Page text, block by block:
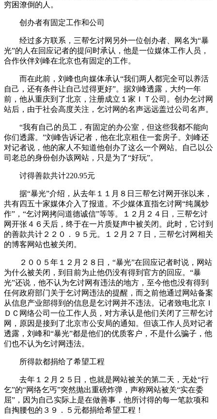
穷困潦倒的人。
创办者有固定工作和公司
经过多方联系，三帮乞讨网另外一位创办者、网名为“暴
光”的人在回应记者的提问时承认，他是一位媒体工作人员，
合作伙伴刘峰在北京也有固定的工作。
而在此前，刘峰也向媒体承认“我们两人都完全可以养活
自己，还有条件让自己过得更好”。据刘峰透露，大约一年
前，他从重庆到了北京，注册成立１家ＩＴ公司。创办乞讨网
站后，由于社会高度关注，乞讨网的名声远远盖过公司名声。
“我有自己的员工，有固定的办公室，但这些我都不能向
你们透露。”刘峰告诉记者，他在北京租住一套房子。刘峰还
对记者说，他的家人不知道他创办了这么一个网站。自己以公
司老总的身份创办该网站，只是为了“好玩”。
讨得善款共计220.95元
据“暴光”介绍，从去年１１月８日三帮乞讨网开张以来，
共有四五十家媒体介入了报道。不少媒体直指乞讨网“纯属炒
作”，“乞讨网拷问道德诚信”等等。１２月２４日，三帮乞讨
网开张４６天后，终于在一片质疑声中被关闭。此时，它讨到
的善款共计２２０．９５元。１２月２７日，三帮乞讨网相关
的博客网站也被关闭。
２００５年１２月２８日，“暴光”在回应记者时说，网站
为什么被关闭，到目前为止他仍没有得到官方的回应。“暴
光”还说，他不认为乞讨网有违法的地方，至今他也没有得到
任何政府部门关于乞讨网违法的提醒，而之前他通过网站备案
从信息产业部得到的信息是乞讨网并不违法。记者致电北京Ｉ
ＤＣ网络公司一位工作人员，对方承认是他们关闭了三帮乞讨
网，原因是接到了北京市公安局的通知。但该工作人员对记者
透露，刘峰和“暴光”都是他们的优质客户，不是什么骗子，他
们也不认为乞讨网违法。
所得款都捐给了希望工程
去年１２月２５日，也就是网站被关的第二天，无处“行
乞”的“网络乞丐”突然抛出重磅炸弹，声称网站被关“实在委
屈”，因为自己实际上是在做善事，他所讨得的每一笔款项和
自掏腰包的３９．５元都捐给希望工程！